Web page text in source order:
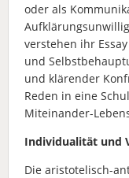
oder als
verstehen ihr
und
und klärender
Reden in eine
Miteinander-
Individualität und
Die aristotelisch-